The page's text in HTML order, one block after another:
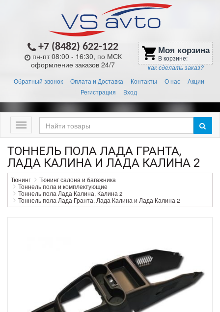
+7 (8482) 622-122
пн-пт 08:00 - 16:30, по МСК
оформление заказов 24/7
shopping_cart Моя корзина
В корзине:
как сделать заказ?
Обратный звонок Оплата и Доставка Контакты О нас
Акции
Регистрация
Вход
Меню
ТОННЕЛЬ ПОЛА ЛАДА ГРАНТА,
ЛАДА КАЛИНА И ЛАДА КАЛИНА 2
Тюнинг
Тюнинг салона и багажника
Тоннель пола и комплектующие
Тоннель пола Лада Калина, Калина 2
Тоннель пола Лада Гранта, Лада Калина и Лада Калина 2